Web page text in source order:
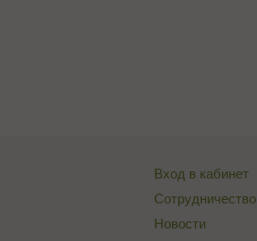
Вход в кабинет
Сотрудничество
Новости